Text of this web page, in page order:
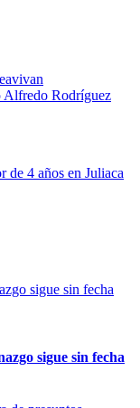
Alfredo Rodríguez
de 4 años en Juliaca
sigue sin fecha